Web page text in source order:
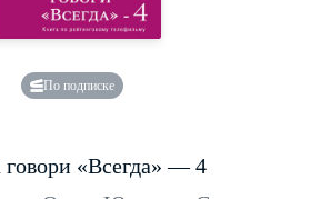
По подписке
говори «Всегда» — 4